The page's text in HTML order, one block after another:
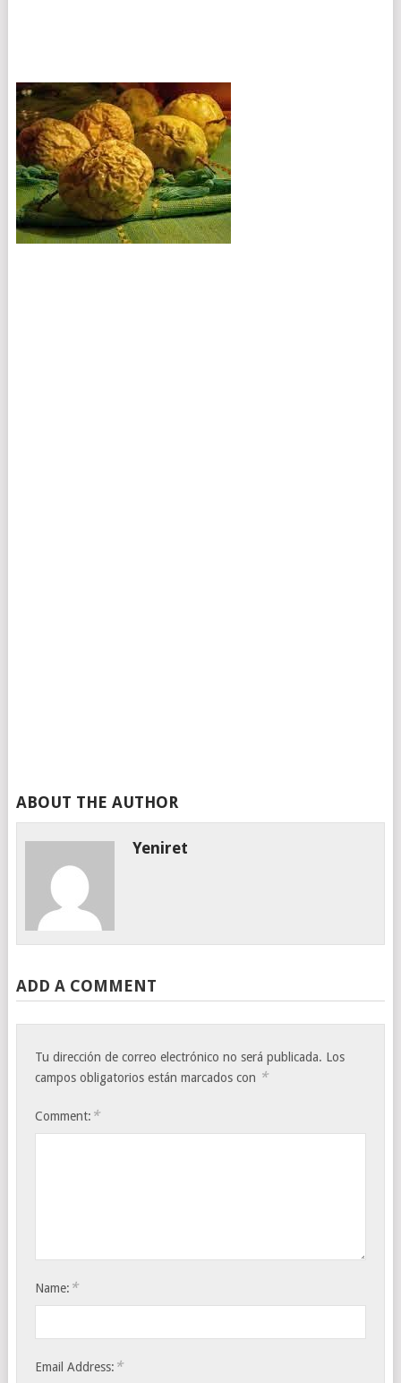
ABOUT THE AUTHOR
Yeniret
ADD A COMMENT
Tu dirección de correo electrónico no será publicada. Los
campos obligatorios están marcados con *
Comment: *
Name: *
Email Address: *